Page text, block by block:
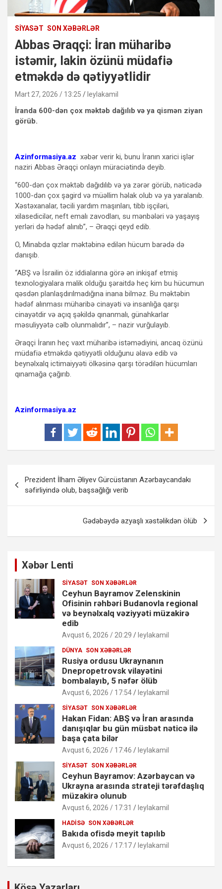
SIYASƏT SON XƏBƏRLƏR
Abbas Əraqçi: İran müharibə
istəmir, lakin özünü müdafiə
etməkdə də qətiyyətlidir
Mart 27, 2026 / 13:25 leylakamil
İranda 600-dən çox məktəb dağılıb və ya qismən ziyan
görüb.
Azinformasiya.az xəbər verir ki, bunu İranın xarici işlər
naziri Abbas Əraqçi onlayn müraciətində deyib.
“600-dən çox məktəb dağıdılıb və ya zərər görüb, nəticədə
1000-dən çox şagird və müəllim həlak olub və ya yaralanıb.
Xəstəxanalar, təcili yardım maşınları, tibb işçiləri,
xilasedicilər, neft emalı zavodları, su mənbələri və yaşayış
yerləri də hədəf alınıb”, – Əraqçi qeyd edib.
O, Minabda qızlar məktəbinə edilən hücum barədə də
danışıb.
“ABŞ və İsrailin öz iddialarına görə ən inkişaf etmiş
texnologiyalara malik olduğu şəraitdə heç kim bu hücumun
qəsdən planlaşdırılmadığına inana bilməz. Bu məktəbin
hədəf alınması müharibə cinayəti və insanlığa qarşı
cinayətdir və açıq şəkildə qınanmalı, günahkarlar
məsuliyyətə cəlb olunmalıdır”, – nazir vurğulayıb.
Əraqçi İranın heç vaxt müharibə istəmədiyini, ancaq özünü
müdafiə etməkdə qətiyyətli olduğunu əlavə edib və
beynəlxalq ictimaiyyəti ölkəsinə qarşı törədilən hücumları
qınamağa çağırıb.
Azinformasiya.az
naviqasiyası
Prezident İlham Əliyev Gürcüstanın Azərbaycandakı
səfirliyində olub, başsağlığı verib
Gədəbəydə azyaşlı xəstəlikdən ölüb
Xəbər Lenti
SIYASƏT SON XƏBƏRLƏR
Ceyhun Bayramov Zelenskinin
Ofisinin rəhbəri Budanovla regional
və beynəlxalq vəziyyəti müzakirə
edib
Avqust 6, 2026 / 20:29 leylakamil
DÜNYA SON XƏBƏRLƏR
Rusiya ordusu Ukraynanın
Dnepropetrovsk vilayətini
bombalayıb, 5 nəfər ölüb
Avqust 6, 2026 / 17:54 leylakamil
SIYASƏT SON XƏBƏRLƏR
Hakan Fidan: ABŞ və İran arasında
danışıqlar bu gün müsbət nəticə ilə
başa çata bilər
Avqust 6, 2026 / 17:46 leylakamil
SIYASƏT SON XƏBƏRLƏR
Ceyhun Bayramov: Azərbaycan və
Ukrayna arasında strateji tərəfdaşlıq
müzakirə olunub
Avqust 6, 2026 / 17:31 leylakamil
HADISƏ SON XƏBƏRLƏR
Bakıda ofisdə meyit tapılıb
Avqust 6, 2026 / 17:17 leylakamil